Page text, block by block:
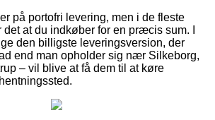
på portofri levering, men i de fleste
at du indkøber for en præcis sum. I
den billigste leveringsversion, der
end man opholder sig nær Silkeborg,
– vil blive at få dem til at køre